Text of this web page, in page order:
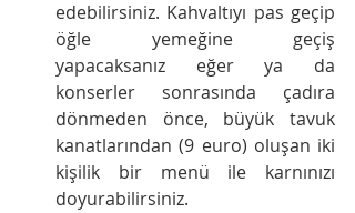
edebilirsiniz. Kahvaltıyı pas geçip
öğle yemeğine geçiş
yapacaksanız eğer ya da
konserler sonrasında çadıra
dönmeden önce, büyük tavuk
kanatlarından (9 euro) oluşan iki
kişilik bir menü ile karnınızı
doyurabilirsiniz.